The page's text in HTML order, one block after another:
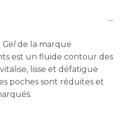
Gelde la marque
est un fluide contour des
lisse et défatigue
poches sont réduites et